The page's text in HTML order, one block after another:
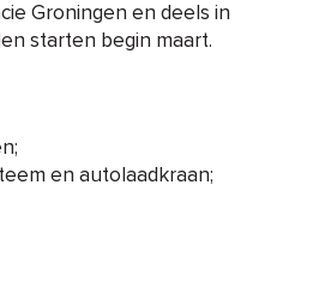
Groningen en deels in
starten begin maart.
en autolaadkraan;